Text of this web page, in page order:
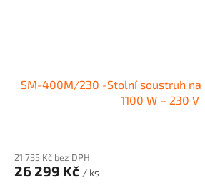
SM-400M/230 -Stolní soustruh na
1100 W – 230 V
21 735 Kč bez DPH
26 299 Kč / ks